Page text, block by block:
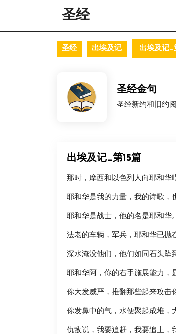
圣经
圣经 出埃及记 出埃及记_
圣经金句
圣经新约和旧约
出埃及记_第15篇
那时，摩西和以色列人向耶和华
耶和华是我的力量，我的诗歌，
耶和华是战士，他的名是耶和华。
法老的车辆，军兵，耶和华已抛
深水淹没他们，他们如同石头坠
耶和华阿，你的右手施展能力，
你大发威严，推翻那些起来攻击
你发鼻中的气，水便聚起成堆，
仇敌说，我要追赶，我要追上，